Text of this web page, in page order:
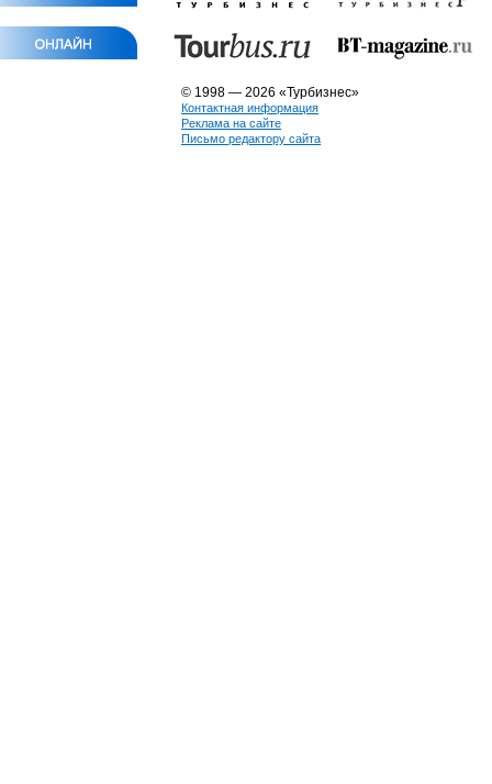
© 1998 — 2026 «Турбизнес»
Контактная информация
Реклама на сайте
Письмо редактору сайта